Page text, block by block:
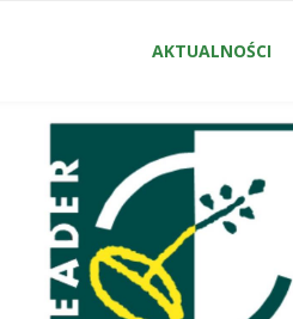
treści
AKTUALNOŚCI